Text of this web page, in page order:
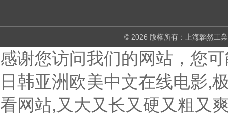
© 2026 版權所有：上海韜然工
感谢您访问我们的网站，您
日韩亚洲欧美中文在线电影,
看网站,又大又长又硬又粗又